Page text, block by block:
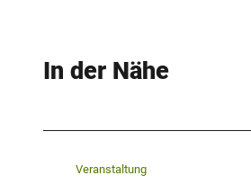
In der Nähe
Veranstaltung